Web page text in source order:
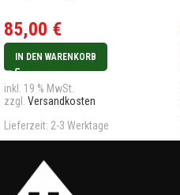
85,00 €
IN DEN WARENKORB
inkl. 19 % MwSt.
zzgl. Versandkosten
Lieferzeit: 2-3 Werktage